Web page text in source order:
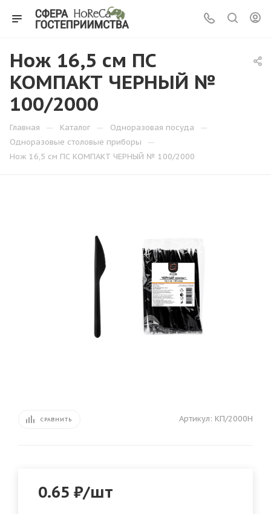
Нож 16,5 см ПС
КОМПАКТ ЧЕРНЫЙ №
100/2000
Главная — Каталог — Одноразовая посуда —
Одноразовые столовые приборы —
Нож 16,5 см ПС КОМПАКТ ЧЕРНЫЙ № 100/2000
СРАВНИТЬ Артикул: КП/2000Н
0.65 ₽/шт